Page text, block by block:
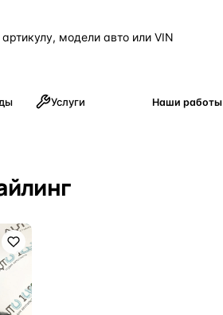
Услуги Наши работы